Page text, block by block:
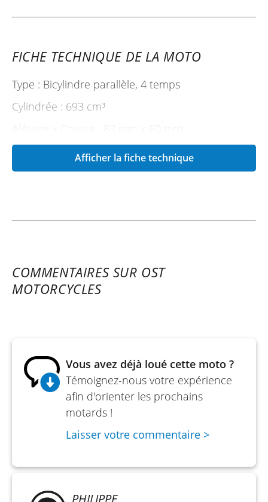
FICHE TECHNIQUE DE LA MOTO
Type : Bicylindre parallèle, 4 temps
Cylindrée : 693 cm³
Alésage x Course : 83 mm x 60 mm
Taux de compression : 11.6:1
Puissance maximale : 70 ch (52.21 kW) à 8 500
Système de refroidissement : Liquide
Cadre : Acier
Bras oscillant : Oui
Frein avant : Double disque Ø 298 mm, 2 pistons
Frein arrière : Disque Ø 255 mm, 2 pistons
STR possible)
Afficher la fiche technique
COMMENTAIRES SUR OST
MOTORCYCLES
Vous avez déjà loué cette moto ?
Témoignez-nous votre expérience
afin d'orienter les prochains
motards !
Laisser votre commentaire >
PHILIPPE